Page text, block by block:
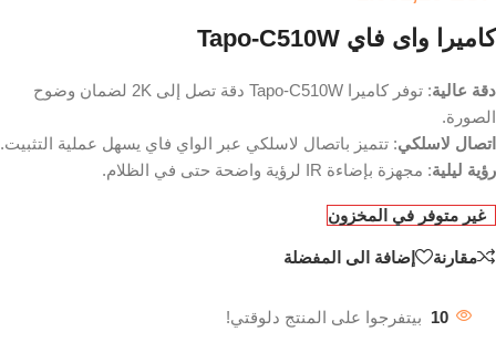
كاميرا واى فاي Tapo-C510W
دقة عالية
: توفر كاميرا Tapo-C510W دقة تصل إلى 2K لضمان وضوح
الصورة.
اتصال لاسلكي: تتميز باتصال لاسلكي عبر الواي فاي يسهل عملية التثبيت.
رؤية ليلية: مجهزة بإضاءة IR لرؤية واضحة حتى في الظلام.
غير متوفر في المخزون
مقارنة إضافة الى المفضلة
10 بيتفرجوا على المنتج دلوقتي!